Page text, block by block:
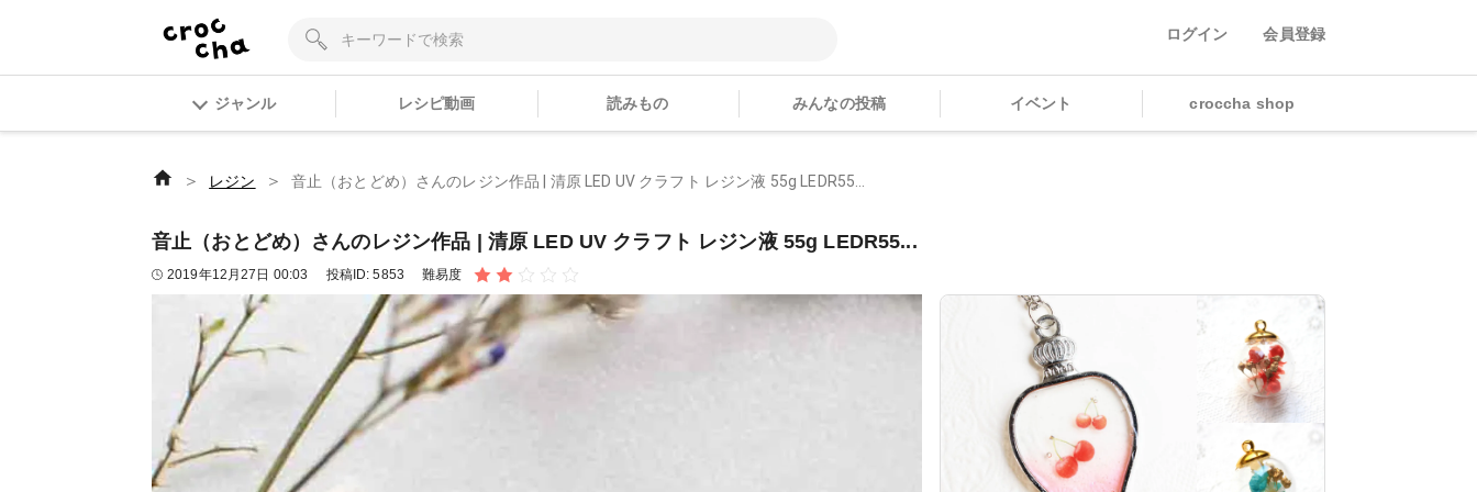
ログイン 会員登録
ジャンル レシピ動画 読みもの みんなの投稿 イベント croccha shop
＞ レジン ＞ 音止（おとどめ）さんのレジン作品 | 清原 LED UV クラフト レジン液 55g LEDR55...
音止（おとどめ）さんのレジン作品 | 清原 LED UV クラフト レジン液 55g LEDR55...
2019年12月27日 00:03 投稿ID:5853 難易度